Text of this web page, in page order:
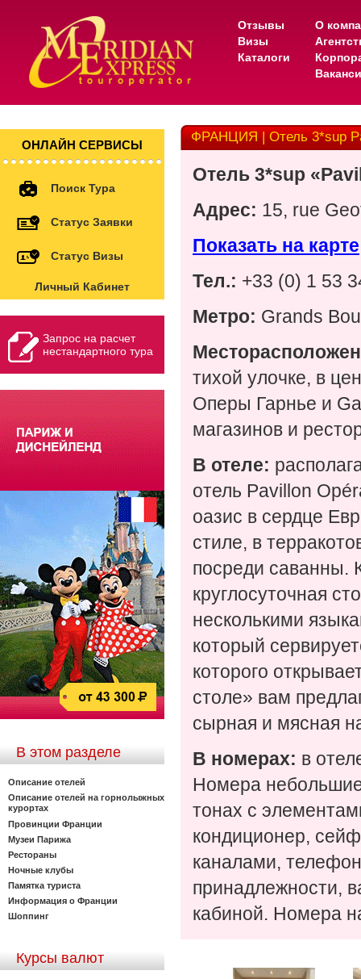
Отзывы
Визы
Каталоги
О
ОНЛАЙН СЕРВИСЫ
Поиск Тура
Статус Заявки
Статус Визы
Личный Кабинет
Запрос на расчет
нестандартного тура
В этом разделе
Описание отелей
Описание отелей на горнолыжных
курортах
Провинции Франции
Музеи Парижа
Рестораны
Ночные клубы
Памятка туриста
Информация о Франции
Шоппинг
Курсы валют
ФРАНЦИЯ | Отель 3*sup
Отель 3*sup
Адрес: 15, rue
Показать на карте
Тел.: +33 (0) 1 53
Метро: Grands
тихой улочке, в
Оперы Гарнье и
магазинов и
В отеле:
отель Pavillon
оазис в сердце
стиле, в
посреди саванны.
круглосуточная
несколькими
который
которого
столе» вам
сырная и мясная
В номерах: в
Номера
тонах с
кондиционер,
каналами,
принадлежности,
кабиной. Номера